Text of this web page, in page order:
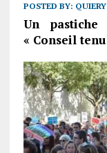
POSTED BY: QUIERY
Un
« Conseil